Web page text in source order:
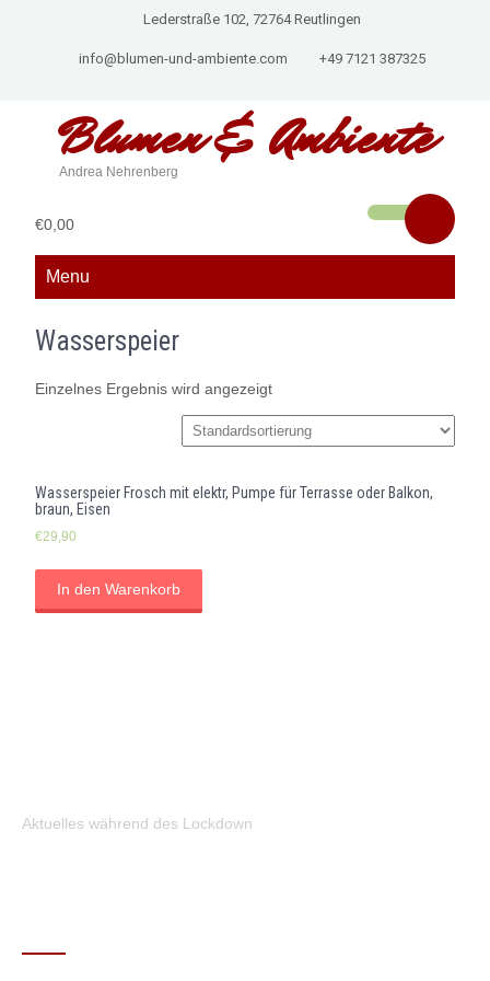
Lederstraße 102, 72764 Reutlingen
info@blumen-und-ambiente.com +49 7121 387325
Blumen &Ambiente
Andrea Nehrenberg
€0,00
Menu
Wasserspeier
Einzelnes Ergebnis wird angezeigt
Wasserspeier Frosch mit elektr, Pumpe für Terrasse oder Balkon,
braun, Eisen
€29,90
In den Warenkorb
Aktuelles während des Lockdown